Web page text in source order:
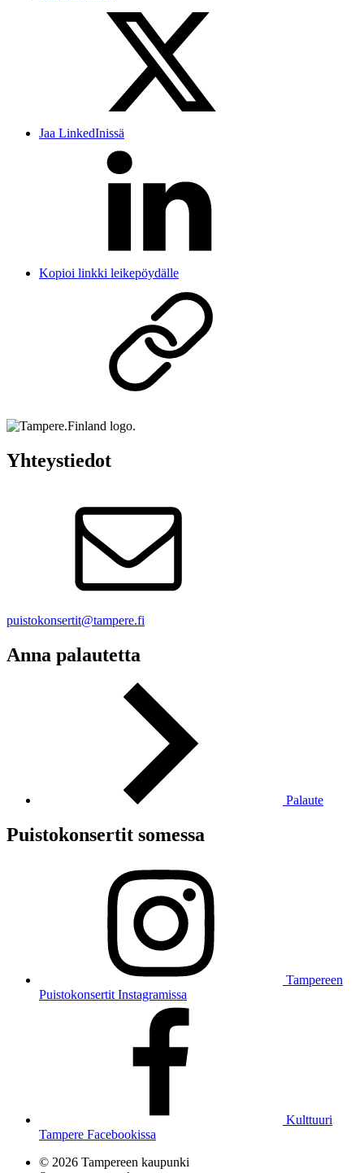
Jaa LinkedInissä
Kopioi linkki leikepöydälle
Yhteystiedot
puistokonsertit@tampere.fi
Anna palautetta
Palaute
Puistokonsertit somessa
Tampereen
Puistokonsertit Instagramissa
Kulttuuri
Tampere Facebookissa
© 2026 Tampereen kaupunki